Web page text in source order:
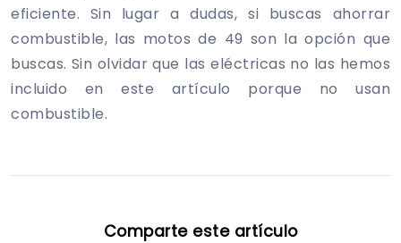
eficiente. Sin lugar a dudas, si buscas ahorrar
combustible, las motos de 49 son la opción que
buscas. Sin olvidar que las eléctricas no las hemos
incluido en este artículo porque no usan
combustible.
Comparte este artículo